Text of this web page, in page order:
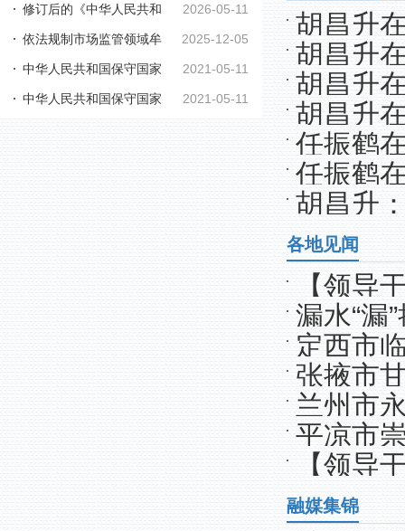
2026-05-11
修订后的《中华人民共和
国行政复议法实施... 2025-12-05
依法规制市场监管领域牟
利性职业投诉举报... 2021-05-11
中华人民共和国保守国家
秘密法 2021-05-11
中华人民共和国保守国家
胡昌升
陇原行
胡昌升
委理论
胡昌升
式上强
胡昌升
育、中
任振鹤
体系建
任振鹤
感可及
胡昌升
各地见闻
【领导
书记王
漏水“漏
好“枫”景
定西市
张掖市
盾化解“
兰州市
平凉市
题集中
【领导
政府区
融媒集锦